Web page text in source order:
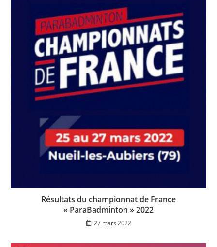
Résultats du championnat de France
« ParaBadminton » 2022
27 mars 2022